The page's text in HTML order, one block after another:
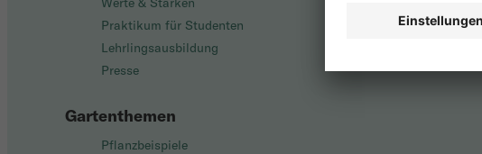
Praktikum für Studenten
Lehrlingsausbildung
Presse
Gartenthemen
Pflanzbeispiele